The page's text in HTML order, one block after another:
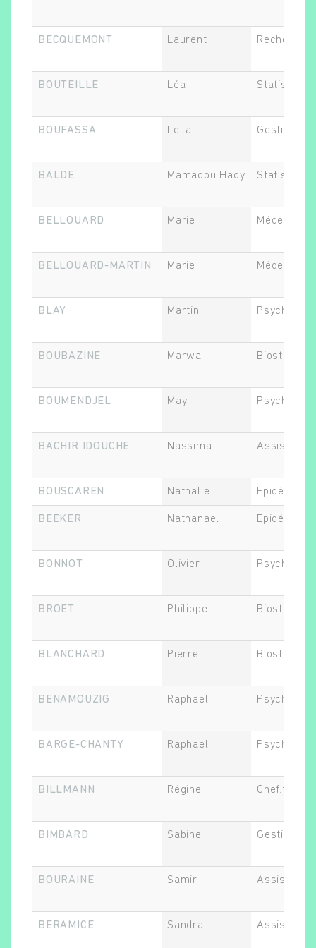
BECQUEMONT Laurent Recherche
BOUTEILLE Léa
BOUFASSA Leïla
BALDE Mamadou Hady
BELLOUARD Marie Médecin
BELLOUARD-MARTIN Marie Médecin
BLAY Martin Psychiatre
BOUBAZINE Marwa
BOUMENDJEL May Psychiatre
BACHIR IDOUCHE Nassima
BOUSCAREN Nathalie
BEEKER Nathanael
BONNOT Olivier Psychiatre
BROET Philippe
BLANCHARD Pierre
BENAMOUZIG Raphael Psychiatre
BARGE-CHANTY Raphael Psychiatre
BILLMANN Régine Chef.fe de
BIMBARD Sabine
BOURAINE Samir
BERAMICE Sandra